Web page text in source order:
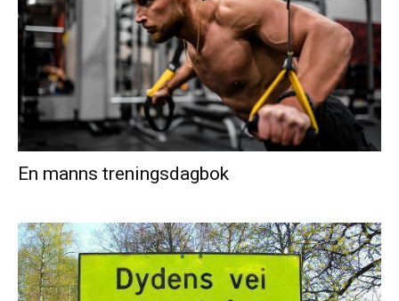
En manns treningsdagbok